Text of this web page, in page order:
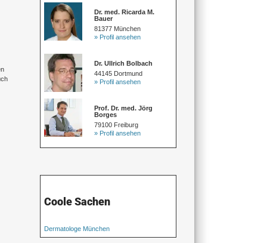
Dr. med. Ricarda M.
Bauer
81377 München
» Profil ansehen
Dr. Ullrich Bolbach
44145 Dortmund
» Profil ansehen
Prof. Dr. med. Jörg
Borges
79100 Freiburg
» Profil ansehen
Coole Sachen
Dermatologe München